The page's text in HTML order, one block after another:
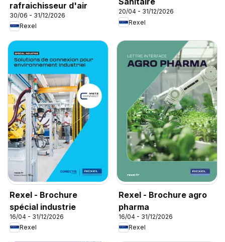
rafraichisseur d'air
30/06 - 31/12/2026
Rexel
20/04 - 31/12/2026
Rexel
Rexel - Brochure
spécial industrie
16/04 - 31/12/2026
Rexel
Rexel - Brochure agro
pharma
16/04 - 31/12/2026
Rexel